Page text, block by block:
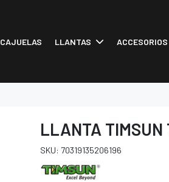
CAJUELAS LLANTAS ACCESORIOS
LLANTA
SKU: 70319135206196